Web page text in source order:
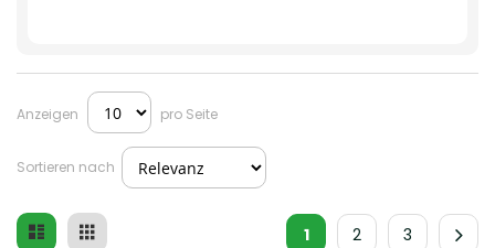
Anzeigen pro Seite
Sortieren nach
1 2 3
Ansicht
Liste Raster